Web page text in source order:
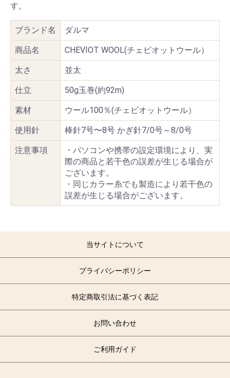
す。
ブランド名 ダルマ
商品名 CHEVIOT WOOL(チェビオットウール）
太さ 並太
仕立 50g玉巻(約92m)
素材 ウール100％(チェビオットウール）
使用針 棒針7号〜8号 かぎ針7/0号～8/0号
注意事項
・パソコンや携帯の設定環境により、実
際の商品と若干色の誤差が生じる場合が
ございます。
・同じカラー糸でも製造により若干色の
誤差が生じる場合がございます。
当サイトについて
プライバシーポリシー
特定商取引法に基づく表記
お問い合わせ
ご利用ガイド